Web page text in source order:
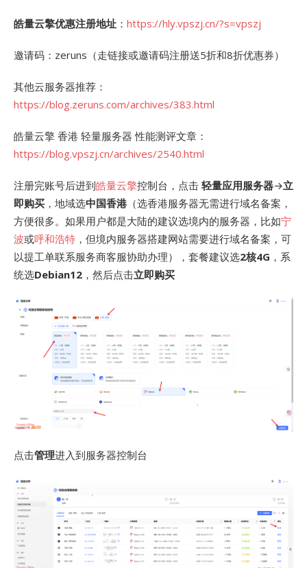
皓量云擎优惠注册地址 ： https://hly.vpszj.cn/?s=vpszj
邀请码：zeruns（走链接或邀请码注册送5折和8折优惠券）
其他云服务器推荐：
https://blog.zeruns.com/archives/383.html
皓量云擎 香港 轻量服务器 性能测评文章：
https://blog.vpszj.cn/archives/2540.html
注册完账号后进到皓量云擎控制台，点击 轻量应用服务器→立
即购买 ，地域选中国香港（选香港服务器无需进行域名备案，
方便很多。如果用户都是大陆的建议选境内的服务器，比如宁
波或呼和浩特 ，但境内服务器搭建网站需要进行域名备案，可
以提工单联系服务商客服协助办理），套餐建议选2核4G ，系
统选Debian12 ，然后点击立即购买
点击管理进入到服务器控制台